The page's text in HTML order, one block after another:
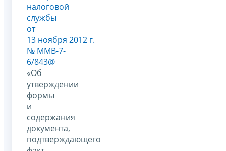
налоговой
службы
от
13 ноября 2012 г.
№ ММВ-7-
6/843@
«Об
утверждении
формы
и
содержания
документа,
подтверждающего